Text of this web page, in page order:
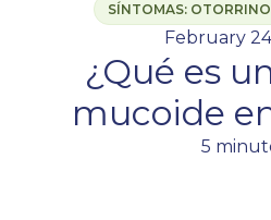
SÍNTOMAS:
February
¿Qué es
mucoide
5